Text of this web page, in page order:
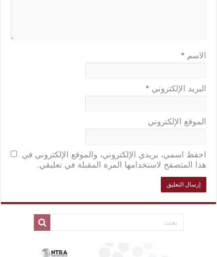
الاسم *
البريد الإلكتروني *
الموقع الإلكتروني
احفظ اسمي، بريدي الإلكتروني، والموقع الإلكتروني في
هذا المتصفح لاستخدامها المرة المقبلة في تعليقي.